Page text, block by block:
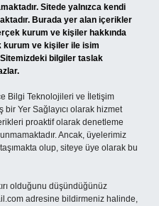
Sitede yalnızca kendi
Burada yer alan içerikler
kurum ve kişiler hakkında
kurum ve kişiler ile isim
bilgiler taslak
Bilgi Teknolojileri ve İletişim
bir Yer Sağlayıcı olarak hizmet
proaktif olarak denetleme
Ancak, üyelerimiz
olup, siteye üye olarak bu
olduğunu düşündüğünüz
adresine bildirmeniz halinde,